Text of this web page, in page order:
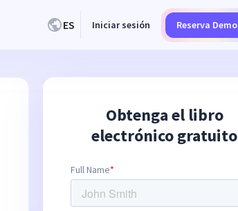
ES Iniciar sesión Reserva Demo
Obtenga el libro
electrónico gratuito